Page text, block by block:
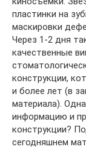
пластинки на
маскировки
Через 1-2 дня
качественные
конструкции,
и более лет (в
материала).
информацию и
конструкции?
сегодняшнем